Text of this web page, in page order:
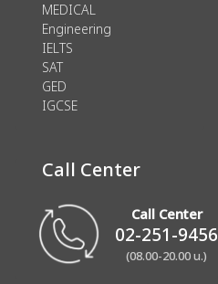
MEDICAL
Engineering
IELTS
SAT
GED
IGCSE
Call Center
Call Center
02-251-9456
(08.00-20.00 น.)